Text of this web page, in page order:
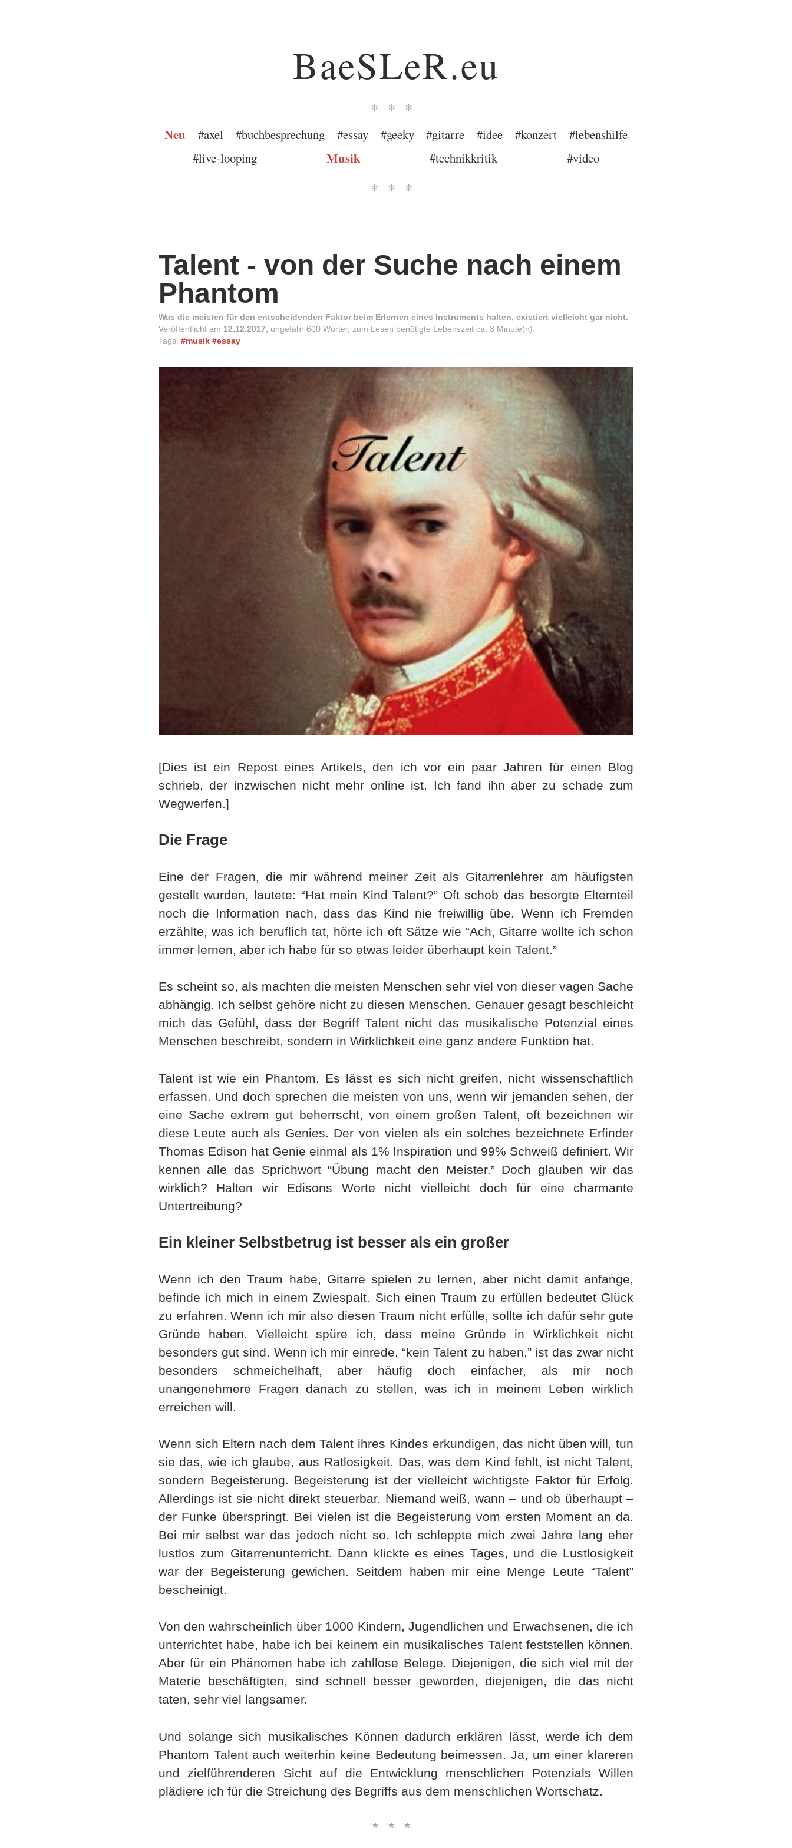
BaeSLeR.eu
***
Neu #axel #buchbesprechung #essay #geeky #gitarre #idee #konzert
#lebenshilfe
#live-looping
Musik #technikkritik #video
***
Talent - von der Suche nach einem
Phantom
Was die meisten für den entscheidenden Faktor beim Erlernen eines Instruments halten, existiert vielleicht gar nicht.
Veröffentlicht am 12.12.2017, ungefähr 600 Wörter, zum Lesen benötigte Lebenszeit ca. 3 Minute(n).
Tags: #musik #essay
[Dies ist ein Repost eines Artikels, den ich vor ein paar Jahren für einen Blog
schrieb, der inzwischen nicht mehr online ist. Ich fand ihn aber zu schade zum
Wegwerfen.]
Die Frage
Eine der Fragen, die mir während meiner Zeit als Gitarrenlehrer am häufigsten
gestellt wurden, lautete: “Hat mein Kind Talent?” Oft schob das besorgte Elternteil
noch die Information nach, dass das Kind nie freiwillig übe. Wenn ich Fremden
erzählte, was ich beruflich tat, hörte ich oft Sätze wie “Ach, Gitarre wollte ich schon
immer lernen, aber ich habe für so etwas leider überhaupt kein Talent.”
Es scheint so, als machten die meisten Menschen sehr viel von dieser vagen Sache
abhängig. Ich selbst gehöre nicht zu diesen Menschen. Genauer gesagt beschleicht
mich das Gefühl, dass der Begriff Talent nicht das musikalische Potenzial eines
Menschen beschreibt, sondern in Wirklichkeit eine ganz andere Funktion hat.
Talent ist wie ein Phantom. Es lässt es sich nicht greifen, nicht wissenschaftlich
erfassen. Und doch sprechen die meisten von uns, wenn wir jemanden sehen, der
eine Sache extrem gut beherrscht, von einem großen Talent, oft bezeichnen wir
diese Leute auch als Genies. Der von vielen als ein solches bezeichnete Erfinder
Thomas Edison hat Genie einmal als 1% Inspiration und 99% Schweiß definiert. Wir
kennen alle das Sprichwort “Übung macht den Meister.” Doch glauben wir das
wirklich? Halten wir Edisons Worte nicht vielleicht doch für eine charmante
Untertreibung?
Ein kleiner Selbstbetrug ist besser als ein großer
Wenn ich den Traum habe, Gitarre spielen zu lernen, aber nicht damit anfange,
befinde ich mich in einem Zwiespalt. Sich einen Traum zu erfüllen bedeutet Glück
zu erfahren. Wenn ich mir also diesen Traum nicht erfülle, sollte ich dafür sehr gute
Gründe haben. Vielleicht spüre ich, dass meine Gründe in Wirklichkeit nicht
besonders gut sind. Wenn ich mir einrede, “kein Talent zu haben,” ist das zwar nicht
besonders schmeichelhaft, aber häufig doch einfacher, als mir noch
unangenehmere Fragen danach zu stellen, was ich in meinem Leben wirklich
erreichen will.
Wenn sich Eltern nach dem Talent ihres Kindes erkundigen, das nicht üben will, tun
sie das, wie ich glaube, aus Ratlosigkeit. Das, was dem Kind fehlt, ist nicht Talent,
sondern Begeisterung. Begeisterung ist der vielleicht wichtigste Faktor für Erfolg.
Allerdings ist sie nicht direkt steuerbar. Niemand weiß, wann – und ob überhaupt –
der Funke überspringt. Bei vielen ist die Begeisterung vom ersten Moment an da.
Bei mir selbst war das jedoch nicht so. Ich schleppte mich zwei Jahre lang eher
lustlos zum Gitarrenunterricht. Dann klickte es eines Tages, und die Lustlosigkeit
war der Begeisterung gewichen. Seitdem haben mir eine Menge Leute “Talent”
bescheinigt.
Von den wahrscheinlich über 1000 Kindern, Jugendlichen und Erwachsenen, die ich
unterrichtet habe, habe ich bei keinem ein musikalisches Talent feststellen können.
Aber für ein Phänomen habe ich zahllose Belege. Diejenigen, die sich viel mit der
Materie beschäftigten, sind schnell besser geworden, diejenigen, die das nicht
taten, sehr viel langsamer.
Und solange sich musikalisches Können dadurch erklären lässt, werde ich dem
Phantom Talent auch weiterhin keine Bedeutung beimessen. Ja, um einer klareren
und zielführenderen Sicht auf die Entwicklung menschlichen Potenzials Willen
plädiere ich für die Streichung des Begriffs aus dem menschlichen Wortschatz.
***